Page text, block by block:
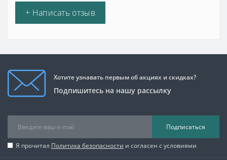
+ Написать отзыв
Хотите узнавать первым об акциях и скидках?
Подпишитесь на нашу рассылку
Подписаться
Я прочитал Политика безопасности и согласен с условиями